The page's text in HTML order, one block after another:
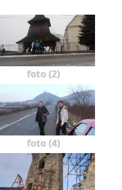
foto (2)
foto (4)